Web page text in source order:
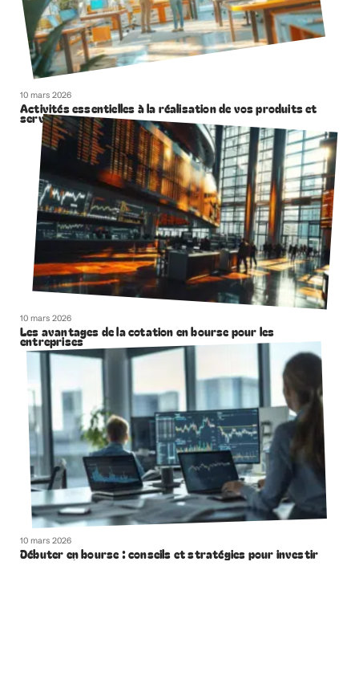
10 mars 2026
Activités essentielles à la réalisation de vos produits et
services
10 mars 2026
Les avantages de la cotation en bourse pour les
entreprises
10 mars 2026
Débuter en bourse : conseils et stratégies pour investir
avec succès